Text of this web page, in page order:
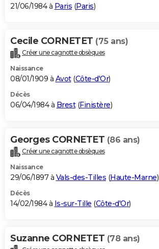
21/06/1984 à Paris (Paris)
Cecile CORNETET (75 ans)
Créer une cagnotte obsèques
Naissance
08/01/1909 à Avot(Côte-d'Or)
Décès
06/04/1984 à Brest(Finistère)
Georges CORNETET (86 ans)
Créer une cagnotte obsèques
Naissance
29/06/1897 à Vals-des-Tilles (Haute-Marne)
Décès
14/02/1984 à Is-sur-Tille (Côte-d'Or)
Suzanne CORNETET (78 ans)